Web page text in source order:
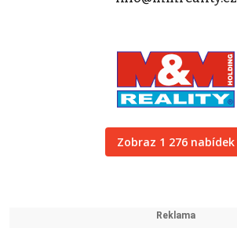
Zobraz 1 276 nabídek